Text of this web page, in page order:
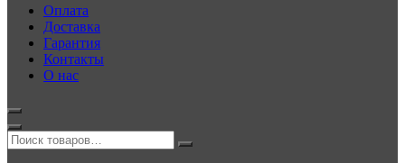
Оплата
Доставка
Гарантия
Контакты
О нас